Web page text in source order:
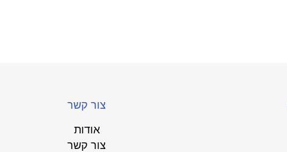
צור קשר
אודות
צור קשר